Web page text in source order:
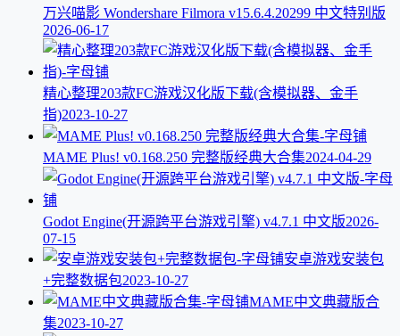
万兴喵影 Wondershare Filmora v15.6.4.20299 中文特别版
2026-06-17
精心整理203款FC游戏汉化版下载(含模拟器、金手
指)2023-10-27
MAME Plus! v0.168.250 完整版经典大合集2024-04-29
Godot Engine(开源跨平台游戏引擎) v4.7.1 中文版2026-
07-15
安卓游戏安装包
+完整数据包2023-10-27
MAME中文典藏版合
集2023-10-27